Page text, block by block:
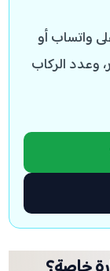
واتساب أو
وعدد الركاب